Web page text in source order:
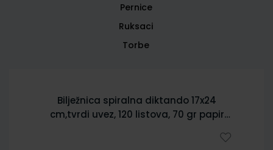
Pernice
Ruksaci
Torbe
Bilježnica spiralna diktando 17x24
cm,tvrdi uvez, 120 listova, 70 gr papir